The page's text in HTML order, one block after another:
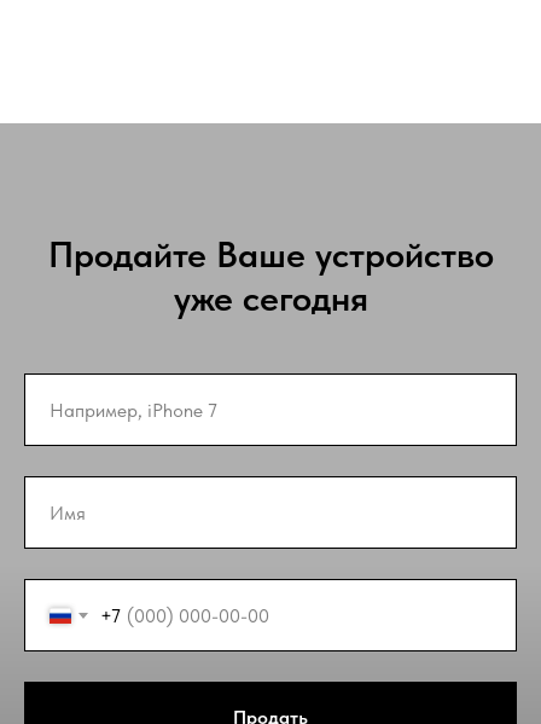
Продайте Ваше устройство
уже сегодня
+7
Продать